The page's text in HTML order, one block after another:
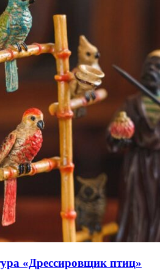
«Дрессировщик птиц»